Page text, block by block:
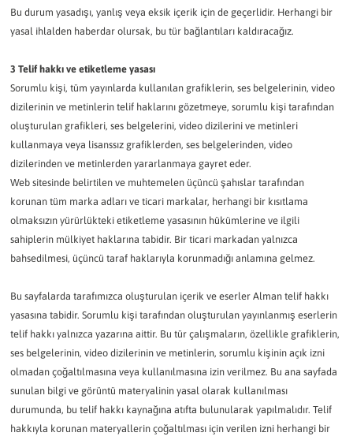
Bu durum yasadışı, yanlış veya eksik içerik için de geçerlidir. Herhangi bir
yasal ihlalden haberdar olursak, bu tür bağlantıları kaldıracağız.
3 Telif hakkı ve etiketleme yasası
Sorumlu kişi, tüm yayınlarda kullanılan grafiklerin, ses belgelerinin, video
dizilerinin ve metinlerin telif haklarını gözetmeye, sorumlu kişi tarafından
oluşturulan grafikleri, ses belgelerini, video dizilerini ve metinleri
kullanmaya veya lisanssız grafiklerden, ses belgelerinden, video
dizilerinden ve metinlerden yararlanmaya gayret eder.
Web sitesinde belirtilen ve muhtemelen üçüncü şahıslar tarafından
korunan tüm marka adları ve ticari markalar, herhangi bir kısıtlama
olmaksızın yürürlükteki etiketleme yasasının hükümlerine ve ilgili
sahiplerin mülkiyet haklarına tabidir. Bir ticari markadan yalnızca
bahsedilmesi, üçüncü taraf haklarıyla korunmadığı anlamına gelmez.
Bu sayfalarda tarafımızca oluşturulan içerik ve eserler Alman telif hakkı
yasasına tabidir. Sorumlu kişi tarafından oluşturulan yayınlanmış eserlerin
telif hakkı yalnızca yazarına aittir. Bu tür çalışmaların, özellikle grafiklerin,
ses belgelerinin, video dizilerinin ve metinlerin, sorumlu kişinin açık izni
olmadan çoğaltılmasına veya kullanılmasına izin verilmez. Bu ana sayfada
sunulan bilgi ve görüntü materyalinin yasal olarak kullanılması
durumunda, bu telif hakkı kaynağına atıfta bulunularak yapılmalıdır. Telif
hakkıyla korunan materyallerin çoğaltılması için verilen izni herhangi bir